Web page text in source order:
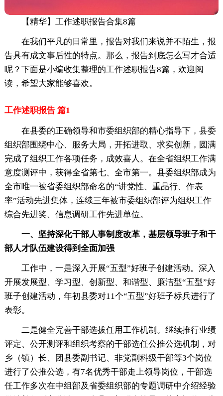
【精华】工作述职报告合集8篇
在我们平凡的日常里，报告对我们来说并不陌生，报
告具有成文事后性的特点。那么，报告到底怎么写才合适
呢？下面是小编收集整理的工作述职报告8篇，欢迎阅
读，希望大家能够喜欢。
工作述职报告 篇1
在县委的正确领导和市委组织部的精心指导下，县委
组织部围绕中心、服务大局，开拓进取、求实创新，圆满
完成了组织工作各项任务，成效喜人。在全省组织工作满
意度测评中，获得全省第七、全市第一。县委组织部成为
全市唯一被省委组织部命名的“讲党性、重品行、作表
率”活动先进集体，连续三年被市委组织部评为组织工作
综合先进奖、信息调研工作先进单位。
一、坚持深化干部人事制度改革，基层领导班子和干
部人才队伍建设得到全面加强
工作中，一是深入开展“五型”好班子创建活动。深入
开展发展型、学习型、创新型、和谐型、廉洁型“五型”好
班子创建活动，年初县委对11个“五型”好班子标兵进行了
表彰。
二是健全完善干部选拔任用工作机制。继续推行业绩
评定、公开测评和组织考察的干部选任公推公选机制，对
乡（镇）长、团县委副书记、非党副科级干部等3个岗位
进行了公推公选，有7名优秀干部走上领导岗位，干部选
任工作多次在中组部及省委组织部的专题调研中介绍经验